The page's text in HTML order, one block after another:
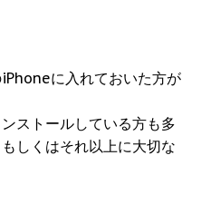
に入れておいた方が
ストールしている方も多
しくはそれ以上に大切な